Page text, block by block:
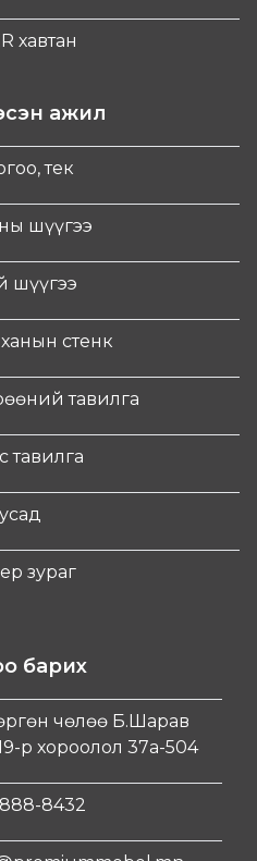
хавтан
ажил
тек
шүүгээ
шүүгээ
стенк
тавилга
зураг
барих
чөлөө Б.Шарав
р хороолол 37а-504
8432